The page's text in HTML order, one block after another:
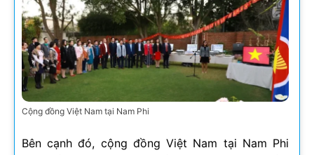
Cộng đồng Việt Nam tại Nam Phi
Bên cạnh đó, cộng đồng Việt Nam tại Nam Phi